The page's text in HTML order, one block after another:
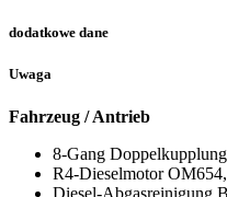
dodatkowe dane
Uwaga
Fahrzeug / Antrieb
8-Gang
R4-Dieselmotor
Diesel-Abgasreinigung